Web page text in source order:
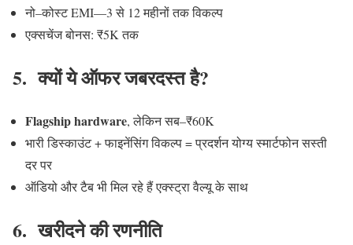
नो–कोस्ट EMI—3 से 12 महीनों तक विकल्प
एक्सचेंज बोनस: ₹5K तक
5. क्यों ये ऑफर जबरदस्त है?
Flagship hardware, लेकिन सब–₹60K
भारी डिस्काउंट + फाइनेंसिंग विकल्प = प्रदर्शन योग्य स्मार्टफोन सस्ती
दर पर
ऑडियो और टैब भी मिल रहे हैं एक्स्ट्रा वैल्यू के साथ
6. खरीदने की रणनीति